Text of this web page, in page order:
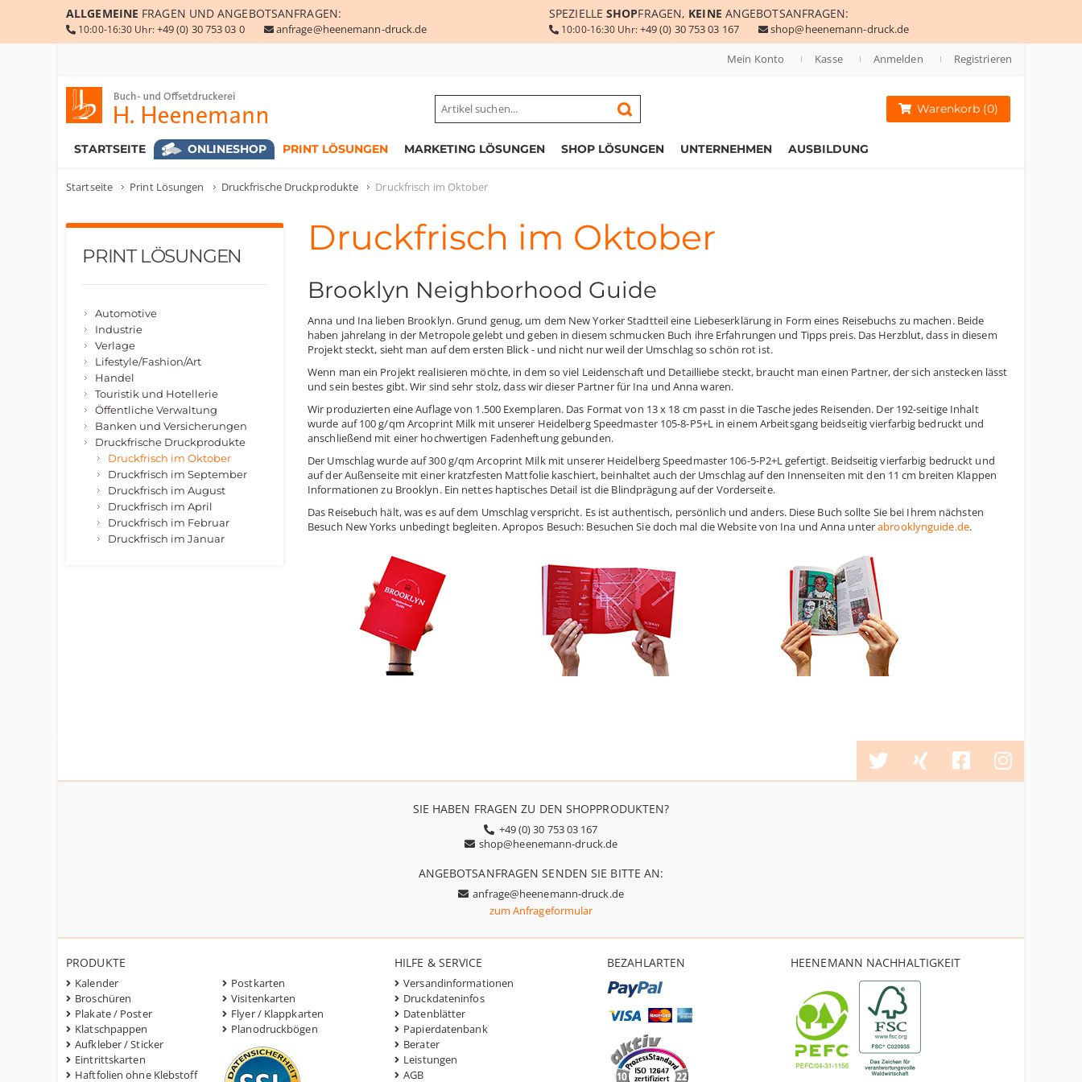
ALLGEMEINE FRAGEN UND ANGEBOTSANFRAGEN:
10:00-16:30 Uhr:+49 (0) 30 753 03 0 anfrage@heenemann-druck.de
SPEZIELLE SHOPFRAGEN, KEINE ANGEBOTSANFRAGEN:
10:00-16:30 Uhr:+49 (0) 30 753 03 167 shop@heenemann-druck.de
Mein Konto Kasse Anmelden Registrieren
Warenkorb (0)
STARTSEITE ONLINESHOP PRINT LÖSUNGEN MARKETING LÖSUNGEN SHOP LÖSUNGEN UNTERNEHMEN AUSBILDUNG
Startseite Print Lösungen Druckfrische Druckprodukte Druckfrisch im Oktober
Druckfrisch im Oktober
Brooklyn Neighborhood Guide
Anna und Ina lieben Brooklyn. Grund genug, um dem New Yorker Stadtteil eine Liebeserklärung in Form eines Reisebuchs zu machen. Beide
haben jahrelang in der Metropole gelebt und geben in diesem schmucken Buch ihre Erfahrungen und Tipps preis. Das Herzblut, dass in diesem
Projekt steckt, sieht man auf dem ersten Blick - und nicht nur weil der Umschlag so schön rot ist.
Wenn man ein Projekt realisieren möchte, in dem so viel Leidenschaft und Detailliebe steckt, braucht man einen Partner, der sich anstecken lässt
und sein bestes gibt. Wir sind sehr stolz, dass wir dieser Partner für Ina und Anna waren.
Wir produzierten eine Auflage von 1.500 Exemplaren. Das Format von 13 x 18 cm passt in die Tasche jedes Reisenden. Der 192-seitige Inhalt
wurde auf 100 g/qm Arcoprint Milk mit unserer Heidelberg Speedmaster 105-8-P5+L in einem Arbeitsgang beidseitig vierfarbig bedruckt und
anschließend mit einer hochwertigen Fadenheftung gebunden.
Der Umschlag wurde auf 300 g/qm Arcoprint Milk mit unserer Heidelberg Speedmaster 106-5-P2+L gefertigt. Beidseitig vierfarbig bedruckt und
auf der Außenseite mit einer kratzfesten Mattfolie kaschiert, beinhaltet auch der Umschlag auf den Innenseiten mit den 11 cm breiten Klappen
Informationen zu Brooklyn. Ein nettes haptisches Detail ist die Blindprägung auf der Vorderseite.
Das Reisebuch hält, was es auf dem Umschlag verspricht. Es ist authentisch, persönlich und anders. Diese Buch sollte Sie bei Ihrem nächsten
Besuch New Yorks unbedingt begleiten. Apropos Besuch: Besuchen Sie doch mal die Website von Ina und Anna unterabrooklynguide.de.
PRINT LÖSUNGEN
Automotive
Industrie
Verlage
Lifestyle/Fashion/Art
Handel
Touristik und Hotellerie
Öffentliche Verwaltung
Banken und Versicherungen
Druckfrische Druckprodukte
Druckfrisch im Oktober
Druckfrisch im September
Druckfrisch im August
Druckfrisch im April
Druckfrisch im Februar
Druckfrisch im Januar
SIE HABEN FRAGEN ZU DEN SHOPPRODUKTEN?
+49 (0) 30 753 03 167
shop@heenemann-druck.de
ANGEBOTSANFRAGEN SENDEN SIE BITTE AN:
anfrage@heenemann-druck.de
zum Anfrageformular
PRODUKTE
Kalender
Broschüren
Plakate / Poster
Klatschpappen
Aufkleber / Sticker
Eintrittskarten
Haftfolien ohne Klebstoff
Postkarten
Visitenkarten
Flyer / Klappkarten
Planodruckbögen
HILFE & SERVICE
Versandinformationen
Druckdateninfos
Datenblätter
Papierdatenbank
Berater
Leistungen
AGB
BEZAHLARTEN HEENEMANN NACHHALTIGKEIT